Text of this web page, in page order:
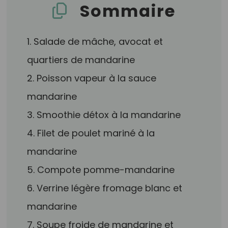
Sommaire
1. Salade de mâche, avocat et
quartiers de mandarine
2. Poisson vapeur à la sauce
mandarine
3. Smoothie détox à la mandarine
4. Filet de poulet mariné à la
mandarine
5. Compote pomme-mandarine
6. Verrine légère fromage blanc et
mandarine
7. Soupe froide de mandarine et